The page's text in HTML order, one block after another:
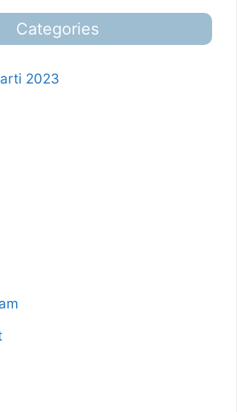
Categories
2023